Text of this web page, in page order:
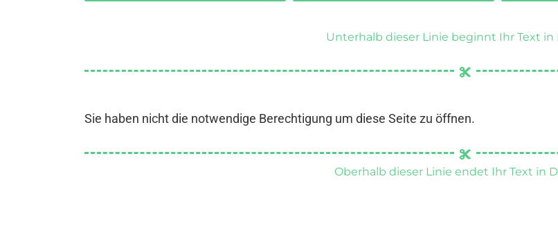
Unterhalb dieser Linie beginnt Ihr Text in
Sie haben nicht die notwendige Berechtigung um diese Seite zu öffnen.
Oberhalb dieser Linie endet Ihr Text in